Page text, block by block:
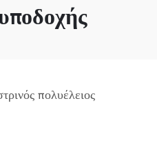
πολυέλειος